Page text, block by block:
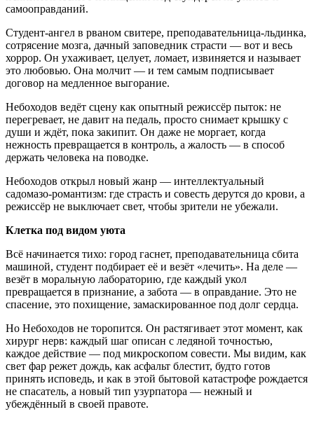
самооправданий.
Студент-ангел в рваном свитере, преподавательница-льдинка,
сотрясение мозга, дачный заповедник страсти — вот и весь
хоррор. Он ухаживает, целует, ломает, извиняется и называет
это любовью. Она молчит — и тем самым подписывает
договор на медленное выгорание.
Небоходов ведёт сцену как опытный режиссёр пыток: не
перегревает, не давит на педаль, просто снимает крышку с
души и ждёт, пока закипит. Он даже не моргает, когда
нежность превращается в контроль, а жалость — в способ
держать человека на поводке.
Небоходов открыл новый жанр — интеллектуальный
садомазо-романтизм: где страсть и совесть дерутся до крови, а
режиссёр не выключает свет, чтобы зрители не убежали.
Клетка под видом уюта
Всё начинается тихо: город гаснет, преподавательница сбита
машиной, студент подбирает её и везёт «лечить». На деле —
везёт в моральную лабораторию, где каждый укол
превращается в признание, а забота — в оправдание. Это не
спасение, это похищение, замаскированное под долг сердца.
Но Небоходов не торопится. Он растягивает этот момент, как
хирург нерв: каждый шаг описан с ледяной точностью,
каждое действие — под микроскопом совести. Мы видим, как
свет фар режет дождь, как асфальт блестит, будто готов
принять исповедь, и как в этой бытовой катастрофе рождается
не спасатель, а новый тип узурпатора — нежный и
убеждённый в своей правоте.